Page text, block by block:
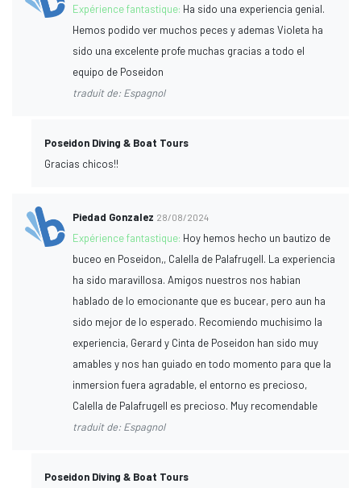
Expérience fantastique: Ha sido una experiencia genial.
Hemos podido ver muchos peces y ademas Violeta ha
sido una excelente profe muchas gracias a todo el
equipo de Poseidon
traduit de: Espagnol
Poseidon Diving & Boat Tours
Gracias chicos!!
Piedad Gonzalez 28/08/2024
Expérience fantastique: Hoy hemos hecho un bautizo de
buceo en Poseidon,, Calella de Palafrugell. La experiencia
ha sido maravillosa. Amigos nuestros nos habian
hablado de lo emocionante que es bucear, pero aun ha
sido mejor de lo esperado. Recomiendo muchisimo la
experiencia, Gerard y Cinta de Poseidon han sido muy
amables y nos han guiado en todo momento para que la
inmersion fuera agradable, el entorno es precioso,
Calella de Palafrugell es precioso. Muy recomendable
traduit de: Espagnol
Poseidon Diving & Boat Tours